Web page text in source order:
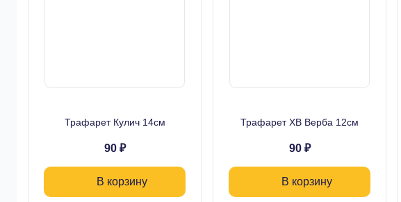
Трафарет Кулич 14см
90 ₽
В корзину
Трафарет ХВ Верба 12см
90 ₽
В корзину